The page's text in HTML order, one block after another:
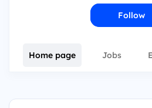
Follow
Home page Jobs